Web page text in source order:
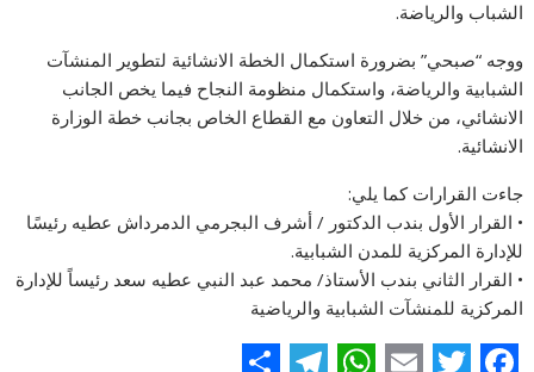
الشباب والرياضة.
ووجه “صبحي” بضرورة استكمال الخطة الانشائية لتطوير المنشآت
الشبابية والرياضة، واستكمال منظومة النجاح فيما يخص الجانب
الانشائي، من خلال التعاون مع القطاع الخاص بجانب خطة الوزارة
الانشائية.
جاءت القرارات كما يلي:
• القرار الأول بندب الدكتور / أشرف البجرمي الدمرداش عطيه رئيسًا
للإدارة المركزية للمدن الشبابية.
• القرار الثاني بندب الأستاذ/ محمد عبد النبي عطيه سعد رئيساً للإدارة
المركزية للمنشآت الشبابية والرياضية